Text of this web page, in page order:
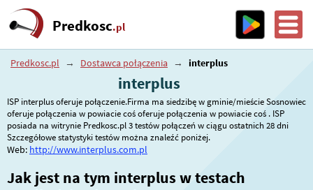
Predkosc.pl
Predkosc.pl → Dostawca połączenia → interplus
interplus
ISP interplus oferuje połączenie.Firma ma siedzibę w gminie/mieście Sosnowiec
oferuje połączenia w powiacie coś oferuje połączenia w powiacie coś . ISP
posiada na witrynie Predkosc.pl 3 testów połączeń w ciągu ostatnich 28 dni
Szczegółowe statystyki testów można znaleźć poniżej.
Web: http://www.interplus.com.pl
Jak jest na tym interplus w testach